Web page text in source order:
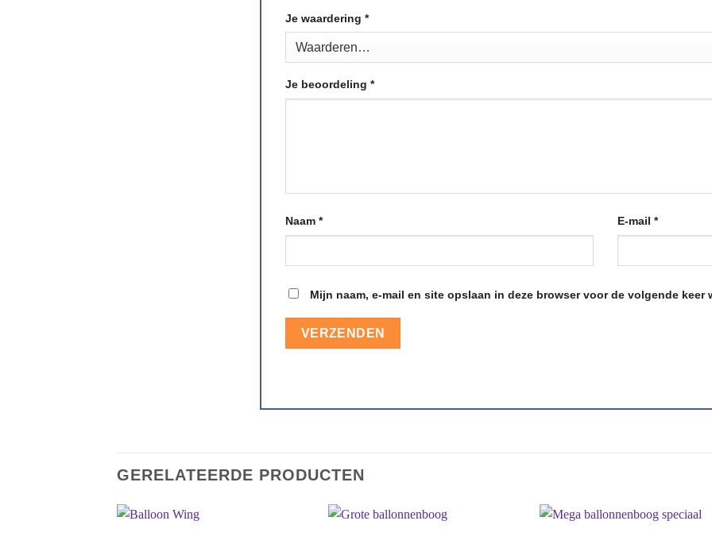
Je waardering *
Je beoordeling *
Naam * E-mail *
Mijn naam, e-mail en site opslaan in deze browser voor de volgende keer
GERELATEERDE PRODUCTEN